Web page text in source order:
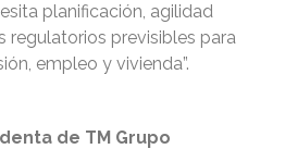
planificación, agilidad
regulatorios previsibles para
empleo y vivienda”.
de TM Grupo